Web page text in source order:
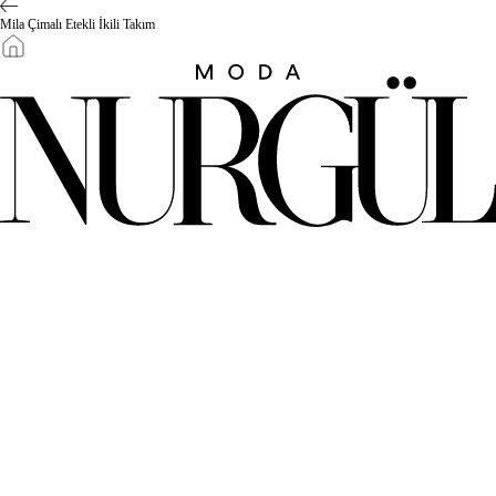
Mila Çimalı Etekli İkili Takım